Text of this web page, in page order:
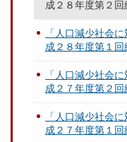
成２８年度第２回
「人口減少社会
成２８年度第１回
「人口減少社会
成２７年度第２回
「人口減少社会
成２７年度第１回